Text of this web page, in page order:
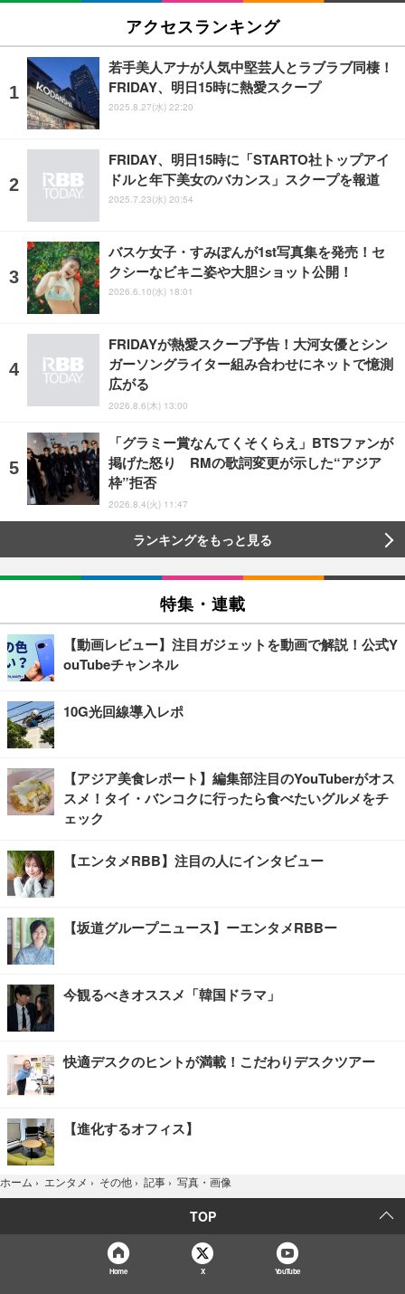
アクセスランキング
若手美人アナが人気中堅芸人とラブラブ同棲！
FRIDAY、明日15時に熱愛スクープ
2025.8.27(水) 22:20
FRIDAY、明日15時に「STARTO社トップアイ
ドルと年下美女のバカンス」スクープを報道
2025.7.23(水) 20:54
バスケ女子・すみぽんが1st写真集を発売！セ
クシーなビキニ姿や大胆ショット公開！
2026.6.10(水) 18:01
FRIDAYが熱愛スクープ予告！大河女優とシン
ガーソングライター組み合わせにネットで憶測
広がる
2026.8.6(木) 13:00
「グラミー賞なんてくそくらえ」BTSファンが
掲げた怒り RMの歌詞変更が示した“アジア
枠”拒否
2026.8.4(火) 11:47
ランキングをもっと見る
特集・連載
【動画レビュー】注目ガジェットを動画で解説！公式Y
ouTubeチャンネル
10G光回線導入レポ
【アジア美食レポート】編集部注目のYouTuberがオス
スメ！タイ・バンコクに行ったら食べたいグルメをチ
ェック
【エンタメRBB】注目の人にインタビュー
【坂道グループニュース】ーエンタメRBBー
今観るべきオススメ「韓国ドラマ」
快適デスクのヒントが満載！こだわりデスクツアー
【進化するオフィス】
ホーム › エンタメ › その他 › 記事 › 写真・画像
TOP
Home X YouTube